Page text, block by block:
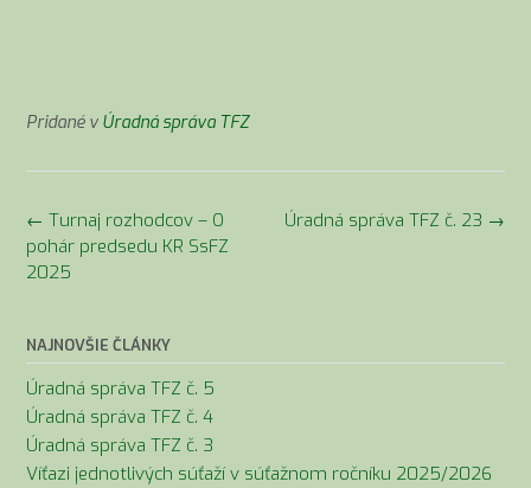
Pridané v Úradná správa TFZ
Navigácia
v
článkoch
Úradná správa TFZ č. 23 →
← Turnaj rozhodcov – O
pohár predsedu KR SsFZ
2025
NAJNOVŠIE ČLÁNKY
Úradná správa TFZ č. 5
Úradná správa TFZ č. 4
Úradná správa TFZ č. 3
Víťazi jednotlivých súťaží v súťažnom ročníku 2025/2026